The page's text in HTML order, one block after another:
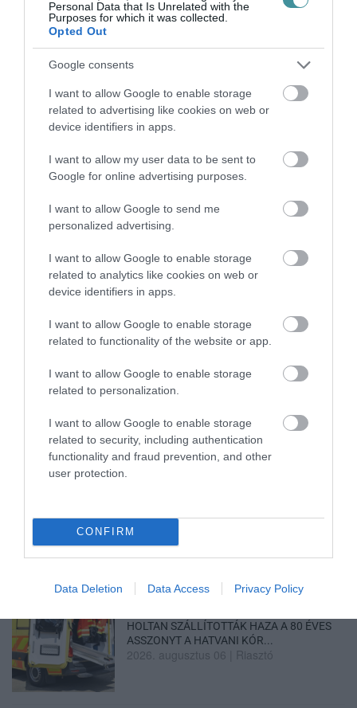
Personal Data that Is Unrelated with the
Purposes for which it was collected.
Opted Out
Google consents
I want to allow Google to enable storage
related to advertising like cookies on web or
device identifiers in apps.
I want to allow my user data to be sent to
Google for online advertising purposes.
I want to allow Google to send me
personalized advertising.
I want to allow Google to enable storage
related to analytics like cookies on web or
device identifiers in apps.
I want to allow Google to enable storage
related to functionality of the website or app.
I want to allow Google to enable storage
related to personalization.
I want to allow Google to enable storage
related to security, including authentication
functionality and fraud prevention, and other
user protection.
CONFIRM
Data Deletion Data Access Privacy Policy
VISSZA A FŐOLDALRA
Legfrissebb híreink
LAKÓÉPÜLETEK LÁNGOLTAK SZERDÁN
2026. augusztus 06|Riasztó
„NEM TETTÜNK NYOMÁST A FIUNKRA” –
EGY EGRI CSALÁD TÖRTÉNE...
2026. augusztus 06
HOLTAN SZÁLLÍTOTTÁK HAZA A 80 ÉVES
ASSZONYT A HATVANI KÓR...
2026. augusztus 06 Riasztó